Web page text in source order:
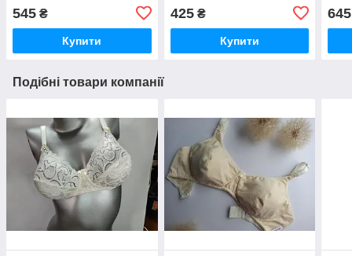
545 ₴
Купити
425₴
Купити
645
Подібні товари компанії